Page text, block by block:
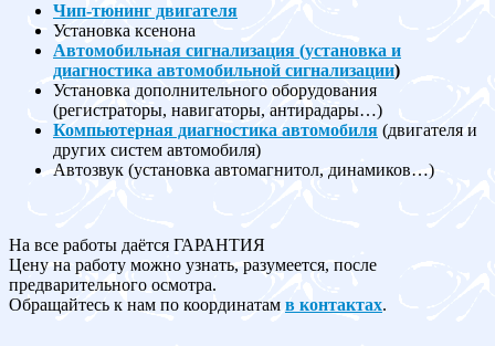
Чип-тюнинг двигателя
Установка ксенона
Автомобильная сигнализация (установка и
диагностика автомобильной сигнализации)
Установка дополнительного оборудования
(регистраторы, навигаторы, антирадары…)
Компьютерная диагностика автомобиля (двигателя и
других систем автомобиля)
Автозвук (установка автомагнитол, динамиков…)
На все работы даётся ГАРАНТИЯ
Цену на работу можно узнать, разумеется, после
предварительного осмотра.
Обращайтесь к нам по координатам в контактах.